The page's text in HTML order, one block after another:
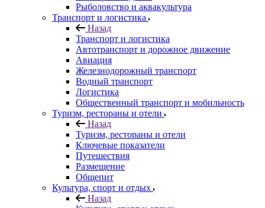
Рыболовство и аквакультура
Транспорт и логистика
Назад
Транспорт и логистика
Автотранспорт и дорожное движение
Авиация
Железнодорожный транспорт
Водный транспорт
Логистика
Общественный транспорт и мобильность
Туризм, рестораны и отели
Назад
Туризм, рестораны и отели
Ключевые показатели
Путешествия
Размещение
Общепит
Культура, спорт и отдых
Назад